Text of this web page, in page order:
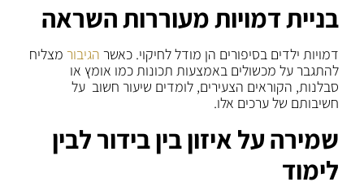
בניית דמויות מעוררות השראה
דמויות ילדים בסיפורים הן מודל לחיקוי. כאשר הגיבור מצליח
להתגבר על מכשולים באמצעות תכונות כמו אומץ או
סבלנות, הקוראים הצעירים, לומדים שיעור חשוב על
חשיבותם של ערכים אלו.
שמירה על איזון בין בידור לבין
לימוד